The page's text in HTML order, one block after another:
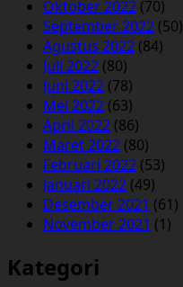
Oktober 2022 (70)
September 2022 (50)
Agustus 2022 (84)
Juli 2022 (80)
Juni 2022 (78)
Mei 2022 (63)
April 2022 (86)
Maret 2022 (80)
Februari 2022 (53)
Januari 2022 (49)
Desember 2021 (61)
November 2021 (1)
Kategori